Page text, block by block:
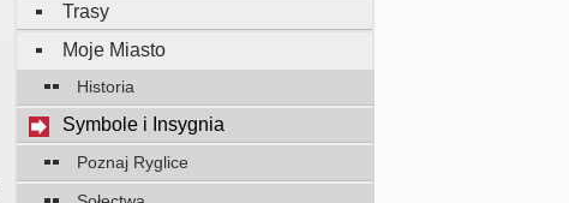
Trasy
Moje Miasto
Historia
Symbole i Insygnia
Poznaj Ryglice